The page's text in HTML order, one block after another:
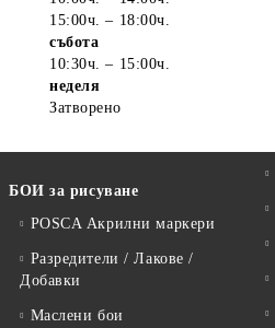
15:00ч. – 18:00ч.
събота
10:30ч. – 15:00ч.
неделя
Затворено
БОИ за рисуване
POSCA Акрилни маркери
Разредители / Лакове /
Добавки
Маслени бои